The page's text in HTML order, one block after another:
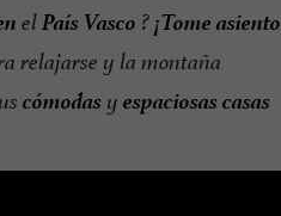
el País Vasco ? ¡Tome asiento
relajarse y la montaña
cómodas y espaciosascasas